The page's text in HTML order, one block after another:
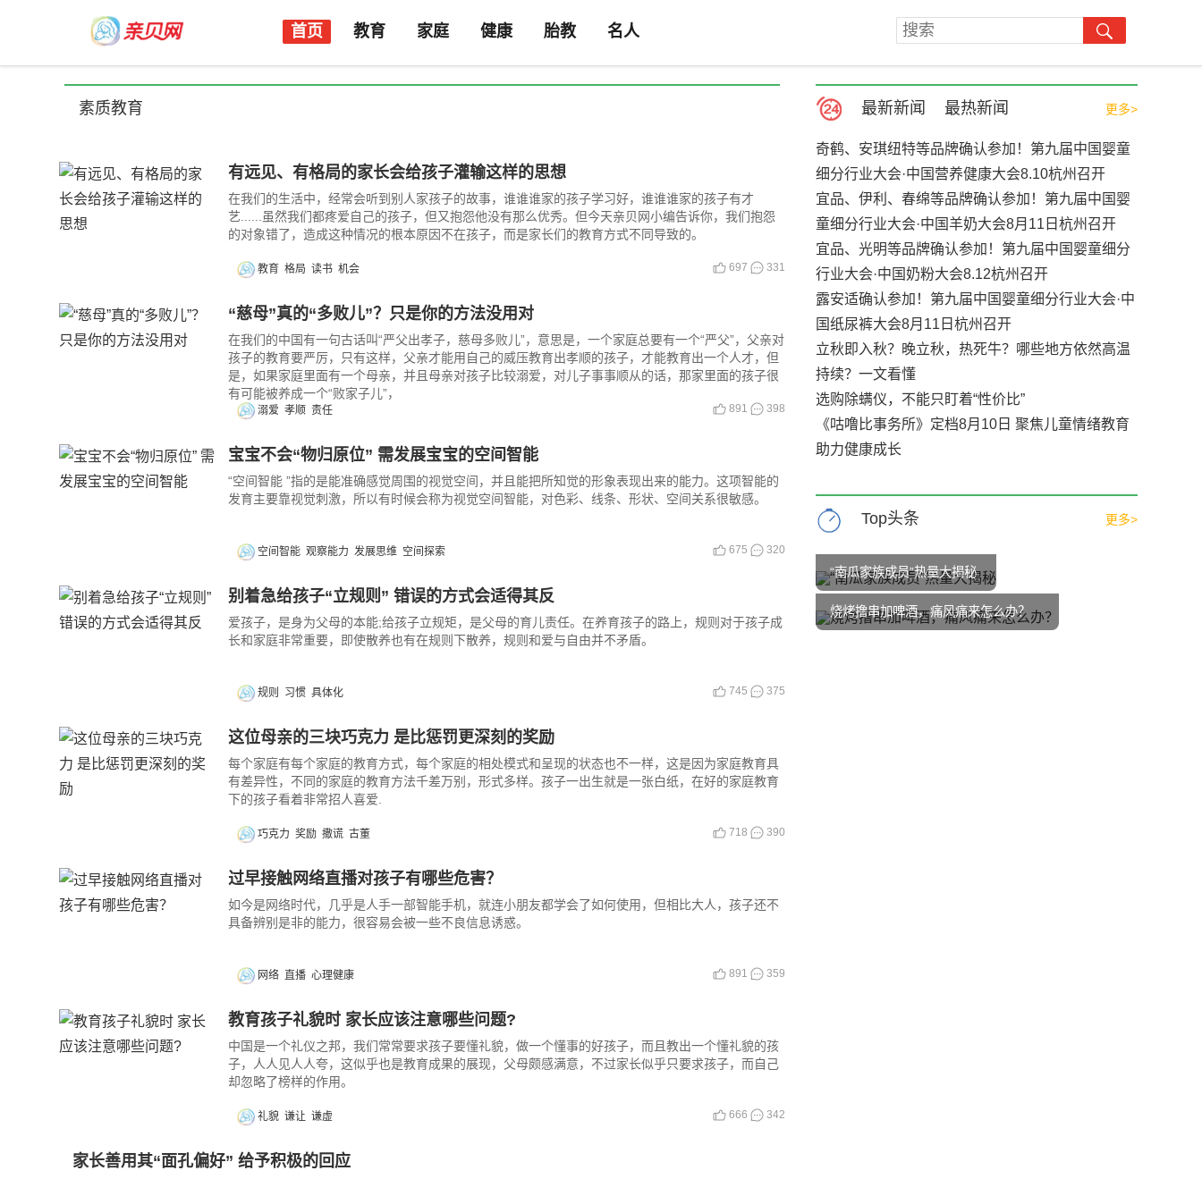
首页 教育 家庭 健康 胎教 名人
素质教育
有远见、有格局的家长会给孩子灌输这样的思想
在我们的生活中，经常会听到别人家孩子的故事，谁谁谁家的孩子学习好，谁谁谁家的孩子有才
艺......虽然我们都疼爱自己的孩子，但又抱怨他没有那么优秀。但今天亲贝网小编告诉你，我们抱怨
的对象错了，造成这种情况的根本原因不在孩子，而是家长们的教育方式不同导致的。
教育 格局 读书 机会 697 331
“慈母”真的“多败儿”？只是你的方法没用对
在我们的中国有一句古话叫“严父出孝子，慈母多败儿”，意思是，一个家庭总要有一个“严父”，父亲对
孩子的教育要严厉，只有这样，父亲才能用自己的威压教育出孝顺的孩子，才能教育出一个人才，但
是，如果家庭里面有一个母亲，并且母亲对孩子比较溺爱，对儿子事事顺从的话，那家里面的孩子很
有可能被养成一个“败家子儿”，
溺爱 孝顺 责任 891 398
宝宝不会“物归原位” 需发展宝宝的空间智能
“空间智能 ”指的是能准确感觉周围的视觉空间，并且能把所知觉的形象表现出来的能力。这项智能的
发育主要靠视觉刺激，所以有时候会称为视觉空间智能，对色彩、线条、形状、空间关系很敏感。
空间智能 观察能力 发展思维 空间探索 675 320
别着急给孩子“立规则” 错误的方式会适得其反
爱孩子，是身为父母的本能;给孩子立规矩，是父母的育儿责任。在养育孩子的路上，规则对于孩子成
长和家庭非常重要，即使散养也有在规则下散养，规则和爱与自由并不矛盾。
规则 习惯 具体化 745 375
这位母亲的三块巧克力 是比惩罚更深刻的奖励
每个家庭有每个家庭的教育方式，每个家庭的相处模式和呈现的状态也不一样，这是因为家庭教育具
有差异性，不同的家庭的教育方法千差万别，形式多样。孩子一出生就是一张白纸，在好的家庭教育
下的孩子看着非常招人喜爱.
巧克力 奖励 撒谎 古董 718 390
过早接触网络直播对孩子有哪些危害？
如今是网络时代，几乎是人手一部智能手机，就连小朋友都学会了如何使用，但相比大人，孩子还不
具备辨别是非的能力，很容易会被一些不良信息诱惑。
网络 直播 心理健康 891 359
教育孩子礼貌时 家长应该注意哪些问题?
中国是一个礼仪之邦，我们常常要求孩子要懂礼貌，做一个懂事的好孩子，而且教出一个懂礼貌的孩
子，人人见人人夸，这似乎也是教育成果的展现，父母颇感满意，不过家长似乎只要求孩子，而自己
却忽略了榜样的作用。
礼貌 谦让 谦虚 666 342
家长善用其“面孔偏好” 给予积极的回应
最新新闻 最热新闻 更多>
奇鹤、安琪纽特等品牌确认参加！第九届中国婴童
细分行业大会·中国营养健康大会8.10杭州召开
宜品、伊利、春绵等品牌确认参加！第九届中国婴
童细分行业大会·中国羊奶大会8月11日杭州召开
宜品、光明等品牌确认参加！第九届中国婴童细分
行业大会·中国奶粉大会8.12杭州召开
露安适确认参加！第九届中国婴童细分行业大会·中
国纸尿裤大会8月11日杭州召开
立秋即入秋？晚立秋，热死牛？哪些地方依然高温
持续？一文看懂
选购除螨仪，不能只盯着“性价比”
《咕噜比事务所》定档8月10日 聚焦儿童情绪教育
助力健康成长
Top头条 更多>
“南瓜家族成员”热量大揭秘
烧烤撸串加啤酒，痛风痛来怎么办？